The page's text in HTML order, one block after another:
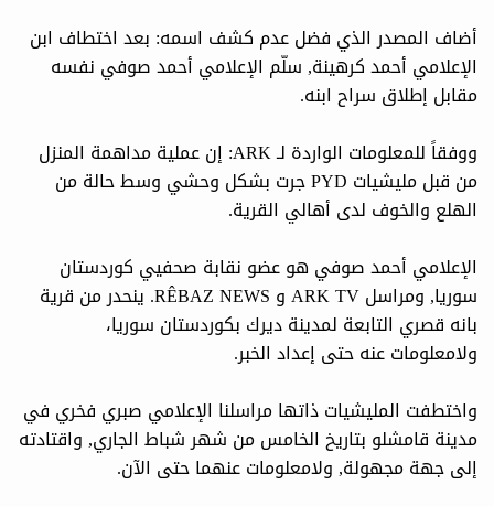
أضاف المصدر الذي فضل عدم كشف اسمه: بعد اختطاف ابن
الإعلامي أحمد كرهينة, سلّم الإعلامي أحمد صوفي نفسه
مقابل إطلاق سراح ابنه.
ووفقاً للمعلومات الواردة لـ ARK: إن عملية مداهمة المنزل
من قبل مليشيات PYD جرت بشكل وحشي وسط حالة من
الهلع والخوف لدى أهالي القرية.
الإعلامي أحمد صوفي هو عضو نقابة صحفيي كوردستان
سوريا, ومراسل ARK TV و RÊBAZ NEWS. ينحدر من قرية
بانه قصري التابعة لمدينة ديرك بكوردستان سوريا،
ولامعلومات عنه حتى إعداد الخبر.
واختطفت المليشيات ذاتها مراسلنا الإعلامي صبري فخري في
مدينة قامشلو بتاريخ الخامس من شهر شباط الجاري, واقتادته
إلى جهة مجهولة, ولامعلومات عنهما حتى الآن.